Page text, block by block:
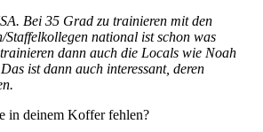
Bei 35 Grad zu trainieren mit den
Staffelkollegen national ist schon was
dann auch die Locals wie Noah
ist dann auch interessant, deren
in deinem Koffer fehlen?